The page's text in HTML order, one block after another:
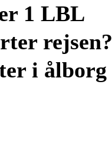
1 LBL
rejsen?
i ålborg